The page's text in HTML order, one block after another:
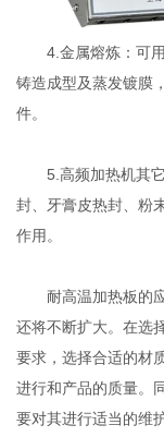
4.金属熔炼：可用
铸造成型及蒸发镀膜
件。
5.高频加热机其它
封、牙膏皮热封、粉
作用。
耐高温加热板的应
还将不断扩大。在选
要求，选择合适的材
进行和产品的质量。
要对其进行适当的维